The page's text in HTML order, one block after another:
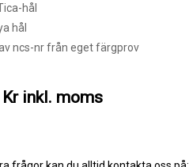
hål
hål
ncs-nr från eget färgprov
inkl. moms